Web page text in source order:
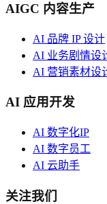
AIGC 内容生产
AI 品牌 IP 设计
AI 业务剧情设
AI 营销素材设
AI 应用开发
AI 数字化IP
AI 数字员工
AI 云助手
关注我们